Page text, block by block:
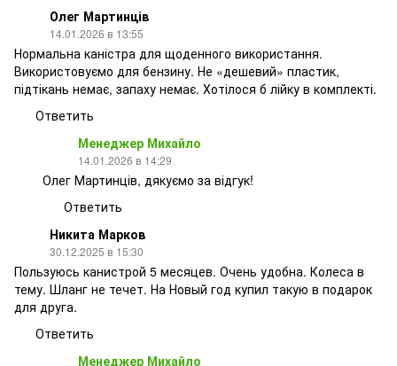
Олег Мартинців
14.01.2026 в 13:55
Нормальна каністра для щоденного використання.
Використовуємо для бензину. Не «дешевий» пластик,
підтікань немає, запаху немає. Хотілося б лійку в комплекті.
Ответить
Менеджер Михайло
14.01.2026 в 14:29
Олег Мартинців, дякуємо за відгук!
Ответить
Никита Марков
30.12.2025 в 15:30
Пользуюсь канистрой 5 месяцев. Очень удобна. Колеса в
тему. Шланг не течет. На Новый год купил такую ​​в подарок
для друга.
Ответить
Менеджер Михайло